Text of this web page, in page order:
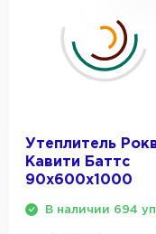
Утеплитель
Кавити Баттс
90х600х1000
В наличии 694